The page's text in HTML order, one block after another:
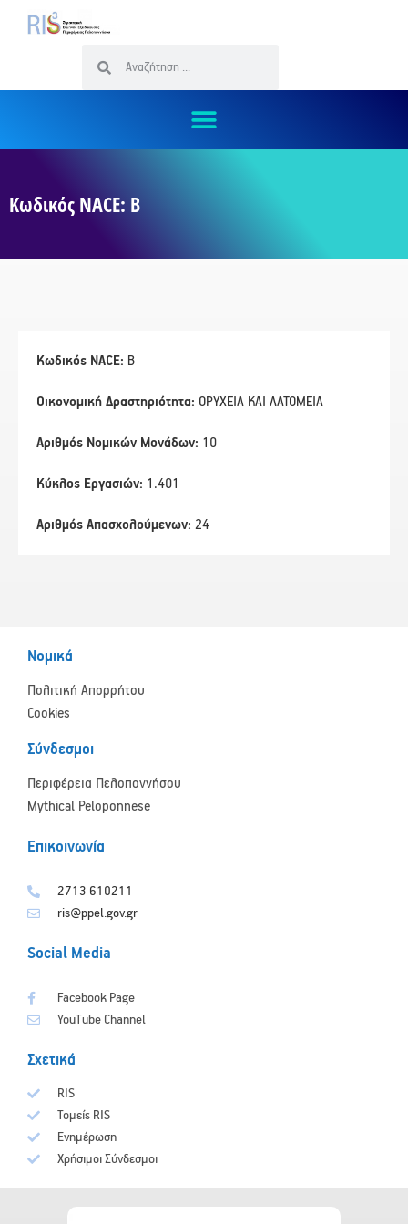
Κωδικός NACE: Β
Κωδικός NACE: Β
Οικονομική Δραστηριότητα: ΟΡΥΧΕΙΑ ΚΑΙ ΛΑΤΟΜΕΙΑ
Αριθμός Νομικών Μονάδων: 10
Κύκλος Εργασιών: 1.401
Αριθμός Απασχολούμενων: 24
Νομικά
Πολιτική Απορρήτου
Cookies
Σύνδεσμοι
Περιφέρεια Πελοποννήσου
Mythical Peloponnese
Επικοινωνία
2713 610211
ris@ppel.gov.gr
Social Media
Facebook Page
YouTube Channel
Σχετικά
RIS
Τομείς RIS
Ενημέρωση
Χρήσιμοι Σύνδεσμοι